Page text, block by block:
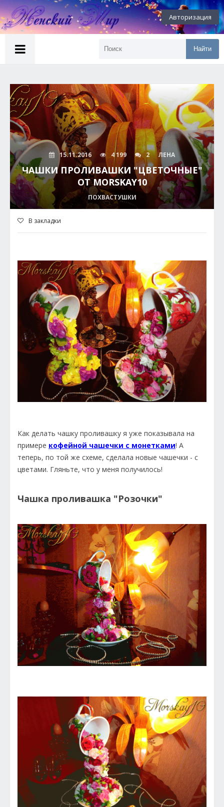
Авторизация
Найти
15.11.2016 4 199 2 ЛЕНА
ЧАШКИ ПРОЛИВАШКИ "ЦВЕТОЧНЫЕ"
ОТ MORSKAY10
ПОХВАСТУШКИ
В закладки
Как делать чашку проливашку я уже показывала на
примере кофейной чашечки с монетками! А
теперь, по той же схеме, сделала новые чашечки - с
цветами. Гляньте, что у меня получилось!
Чашка проливашка "Розочки"